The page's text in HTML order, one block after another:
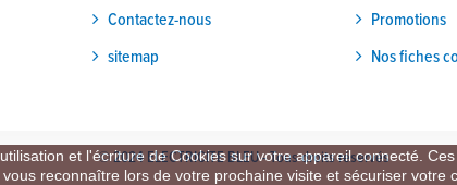
Contactez-nous
sitemap
Promotions
Nos fiches
et l'écriture de Cookies sur votre appareil connecté.
reconnaître lors de votre prochaine visite et sécuriser votre
© 2024 ELECTRICITE BLEU - Tous droits réservés